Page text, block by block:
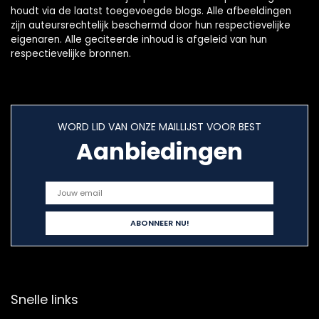
houdt via de laatst toegevoegde blogs. Alle afbeeldingen
zijn auteursrechtelijk beschermd door hun respectievelijke
eigenaren. Alle geciteerde inhoud is afgeleid van hun
respectievelijke bronnen.
WORD LID VAN ONZE MAILLIJST VOOR BEST
Aanbiedingen
Snelle links